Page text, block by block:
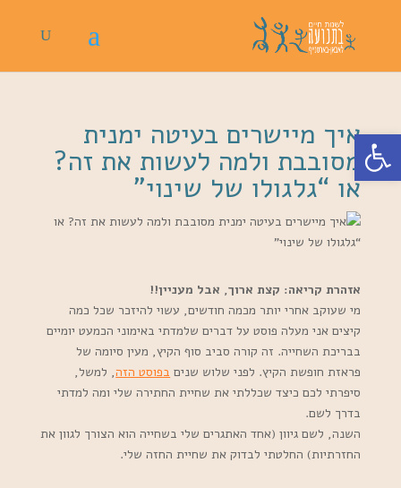
פתח סרגל נגישות
איך מיישרים בעיטה ימנית
מסובבת ולמה לעשות את זה?
או “גלגולו של שינוי”
אזהרת קריאה: קצת ארוך, אבל מעניין!!
מי שעוקב אחרי יותר מכמה חודשים, עשוי להיזכר שכל כמה
קיצים אני מעלה פוסט על דברים שלמדתי באימוני הכמעט יומיים
בבריכת השחייה. זה קורה סביב סוף הקיץ, מעין סיומה של
פראזת חופשת הקיץ. לפני שלוש שנים בפוסט הזה, למשל,
סיפרתי לכם כיצד שכללתי את שחיית החתירה שלי ומה למדתי
בדרך לשם.
השנה, לשם גיוון (אחד האתגרים שלי בשחייה הוא הצורך לגוון את
החזרתיות) החלטתי לבדוק את שחיית החזה שלי.